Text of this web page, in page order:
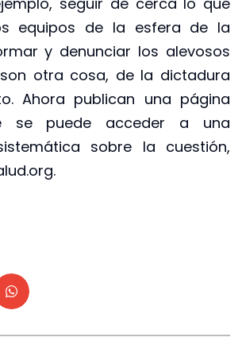
equipos de la esfera de la
y denunciar los alevosos
otra cosa, de la dictadura
Ahora publican una página
se puede acceder a una
sobre la cuestión,